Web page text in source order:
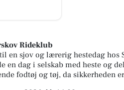
Rideklub
en sjov og lærerig hestedag hos
en dag i selskab med heste og
fodtøj og tøj, da sikkerheden